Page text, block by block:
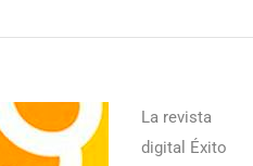
La revista
digital Éxito